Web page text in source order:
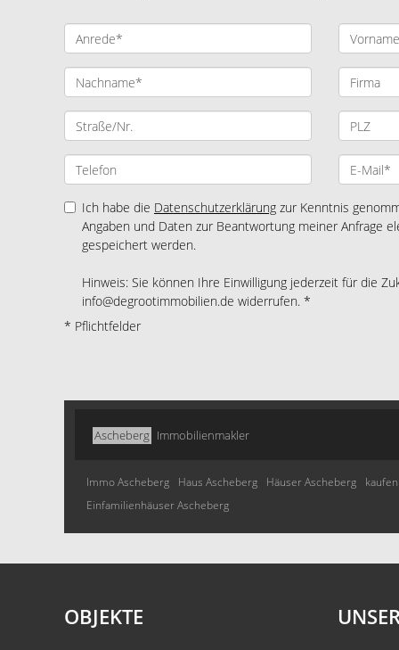
Ich habe die Datenschutzerklärung zur Kenntnis
Angaben und Daten zur Beantwortung meiner Anfrage
gespeichert werden.
Hinweis: Sie können Ihre Einwilligung jederzeit für die
info@degrootimmobilien.de widerrufen. *
* Pflichtfelder
Ascheberg Immobilienmakler
Immo Ascheberg Haus Ascheberg Häuser Ascheberg
Einfamilienhäuser Ascheberg
OBJEKTE